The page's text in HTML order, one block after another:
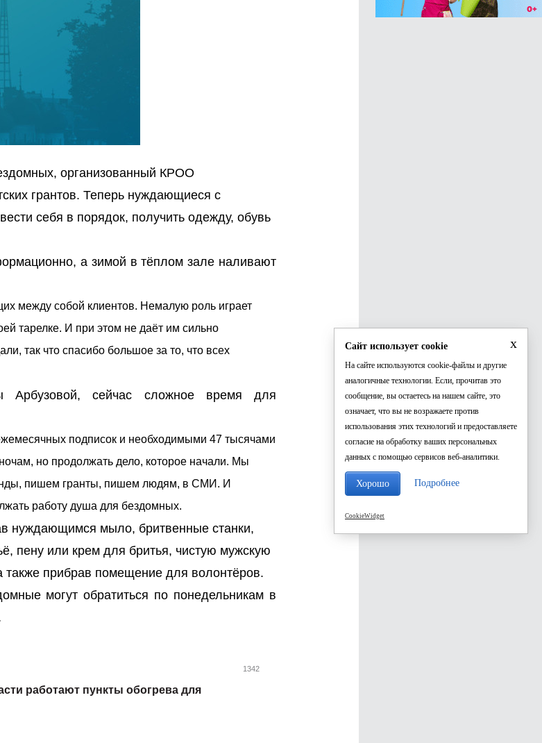
организованный КРОО
грантов. Теперь нуждающиеся с
себя в порядок, получить одежду, обувь
а зимой в тёплом зале наливают
между собой клиентов. Немалую роль играет
тарелке. И при этом не даёт им сильно
так что спасибо большое за то, что всех
Арбузовой, сейчас сложное время для
подписок и необходимыми 47 тысячами
но продолжать дело, которое начали. Мы
пишем гранты, пишем людям, в СМИ. И
работу душа для бездомных.
нуждающимся мыло, бритвенные станки,
пену или крем для бритья, чистую мужскую
прибрав помещение для волонтёров.
могут обратиться по понедельникам в
1342
работают пункты обогрева для
x
Сайт использует cookie
На сайте используются cookie-файлы и другие
аналогичные технологии. Если, прочитав это
сообщение, вы остаетесь на нашем сайте, это
означает, что вы не возражаете против
использования этих технологий и предоставляете
согласие на обработку ваших персональных
данных с помощью сервисов веб-аналитики.
Хорошо Подробнее
CookieWidget